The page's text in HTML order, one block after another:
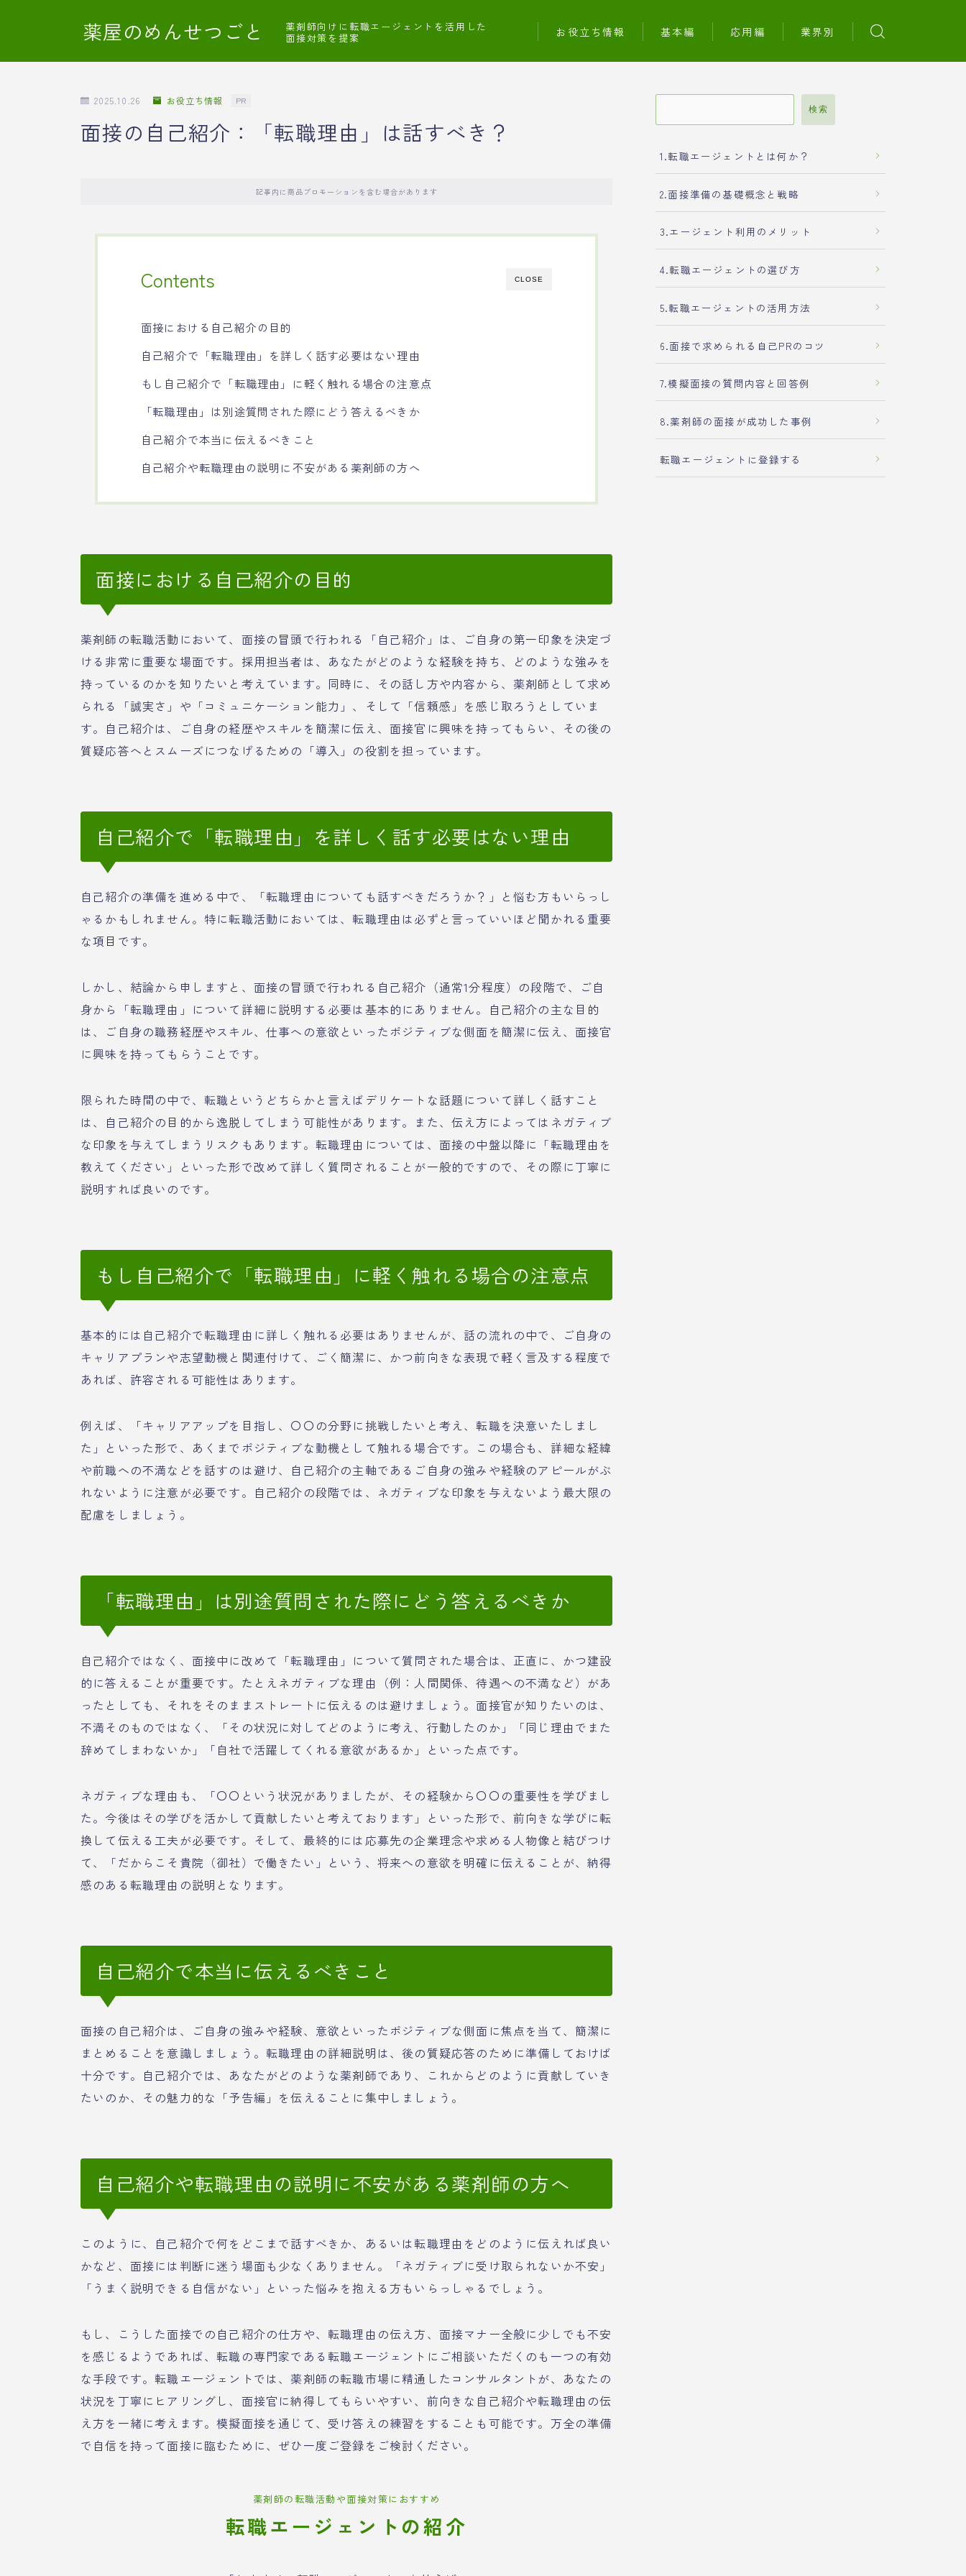
薬屋のめんせつごと
薬剤師向けに転職エージェントを活用した
面接対策を提案
お役立ち情報 基本編 応用編 業界別
2025.10.26 お役立ち情報 PR
面接の自己紹介：「転職理由」は話すべき？
記事内に商品プロモーションを含む場合があります
CLOSE
Contents
面接における自己紹介の目的
自己紹介で「転職理由」を詳しく話す必要はない理由
もし自己紹介で「転職理由」に軽く触れる場合の注意点
「転職理由」は別途質問された際にどう答えるべきか
自己紹介で本当に伝えるべきこと
自己紹介や転職理由の説明に不安がある薬剤師の方へ
面接における自己紹介の目的
薬剤師の転職活動において、面接の冒頭で行われる「自己紹介」は、ご自身の第一印象を決定づ
ける非常に重要な場面です。採用担当者は、あなたがどのような経験を持ち、どのような強みを
持っているのかを知りたいと考えています。同時に、その話し方や内容から、薬剤師として求め
られる「誠実さ」や「コミュニケーション能力」、そして「信頼感」を感じ取ろうとしていま
す。自己紹介は、ご自身の経歴やスキルを簡潔に伝え、面接官に興味を持ってもらい、その後の
質疑応答へとスムーズにつなげるための「導入」の役割を担っています。
自己紹介で「転職理由」を詳しく話す必要はない理由
自己紹介の準備を進める中で、「転職理由についても話すべきだろうか？」と悩む方もいらっし
ゃるかもしれません。特に転職活動においては、転職理由は必ずと言っていいほど聞かれる重要
な項目です。
しかし、結論から申しますと、面接の冒頭で行われる自己紹介（通常1分程度）の段階で、ご自
身から「転職理由」について詳細に説明する必要は基本的にありません。自己紹介の主な目的
は、ご自身の職務経歴やスキル、仕事への意欲といったポジティブな側面を簡潔に伝え、面接官
に興味を持ってもらうことです。
限られた時間の中で、転職というどちらかと言えばデリケートな話題について詳しく話すこと
は、自己紹介の目的から逸脱してしまう可能性があります。また、伝え方によってはネガティブ
な印象を与えてしまうリスクもあります。転職理由については、面接の中盤以降に「転職理由を
教えてください」といった形で改めて詳しく質問されることが一般的ですので、その際に丁寧に
説明すれば良いのです。
もし自己紹介で「転職理由」に軽く触れる場合の注意点
基本的には自己紹介で転職理由に詳しく触れる必要はありませんが、話の流れの中で、ご自身の
キャリアプランや志望動機と関連付けて、ごく簡潔に、かつ前向きな表現で軽く言及する程度で
あれば、許容される可能性はあります。
例えば、「キャリアアップを目指し、〇〇の分野に挑戦したいと考え、転職を決意いたしまし
た」といった形で、あくまでポジティブな動機として触れる場合です。この場合も、詳細な経緯
や前職への不満などを話すのは避け、自己紹介の主軸であるご自身の強みや経験のアピールがぶ
れないように注意が必要です。自己紹介の段階では、ネガティブな印象を与えないよう最大限の
配慮をしましょう。
「転職理由」は別途質問された際にどう答えるべきか
自己紹介ではなく、面接中に改めて「転職理由」について質問された場合は、正直に、かつ建設
的に答えることが重要です。たとえネガティブな理由（例：人間関係、待遇への不満など）があ
ったとしても、それをそのままストレートに伝えるのは避けましょう。面接官が知りたいのは、
不満そのものではなく、「その状況に対してどのように考え、行動したのか」「同じ理由でまた
辞めてしまわないか」「自社で活躍してくれる意欲があるか」といった点です。
ネガティブな理由も、「〇〇という状況がありましたが、その経験から〇〇の重要性を学びまし
た。今後はその学びを活かして貢献したいと考えております」といった形で、前向きな学びに転
換して伝える工夫が必要です。そして、最終的には応募先の企業理念や求める人物像と結びつけ
て、「だからこそ貴院（御社）で働きたい」という、将来への意欲を明確に伝えることが、納得
感のある転職理由の説明となります。
自己紹介で本当に伝えるべきこと
面接の自己紹介は、ご自身の強みや経験、意欲といったポジティブな側面に焦点を当て、簡潔に
まとめることを意識しましょう。転職理由の詳細説明は、後の質疑応答のために準備しておけば
十分です。自己紹介では、あなたがどのような薬剤師であり、これからどのように貢献していき
たいのか、その魅力的な「予告編」を伝えることに集中しましょう。
自己紹介や転職理由の説明に不安がある薬剤師の方へ
このように、自己紹介で何をどこまで話すべきか、あるいは転職理由をどのように伝えれば良い
かなど、面接には判断に迷う場面も少なくありません。「ネガティブに受け取られないか不安」
「うまく説明できる自信がない」といった悩みを抱える方もいらっしゃるでしょう。
もし、こうした面接での自己紹介の仕方や、転職理由の伝え方、面接マナー全般に少しでも不安
を感じるようであれば、転職の専門家である転職エージェントにご相談いただくのも一つの有効
な手段です。転職エージェントでは、薬剤師の転職市場に精通したコンサルタントが、あなたの
状況を丁寧にヒアリングし、面接官に納得してもらいやすい、前向きな自己紹介や転職理由の伝
え方を一緒に考えます。模擬面接を通じて、受け答えの練習をすることも可能です。万全の準備
で自信を持って面接に臨むために、ぜひ一度ご登録をご検討ください。
薬剤師の転職活動や面接対策におすすめ
転職エージェントの紹介
検索
1.転職エージェントとは何か？
2.面接準備の基礎概念と戦略
3.エージェント利用のメリット
4.転職エージェントの選び方
5.転職エージェントの活用方法
6.面接で求められる自己PRのコツ
7.模擬面接の質問内容と回答例
8.薬剤師の面接が成功した事例
転職エージェントに登録する